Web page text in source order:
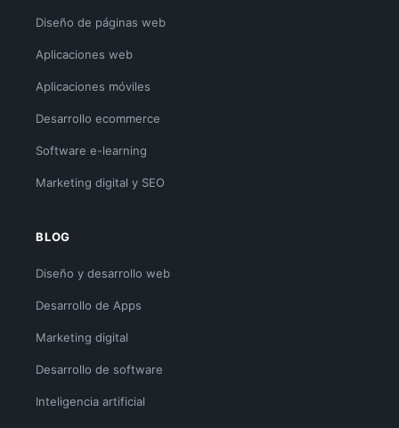
Diseño de páginas web
Aplicaciones web
Aplicaciones móviles
Desarrollo ecommerce
Software e-learning
Marketing digital y SEO
BLOG
Diseño y desarrollo web
Desarrollo de Apps
Marketing digital
Desarrollo de software
Inteligencia artificial